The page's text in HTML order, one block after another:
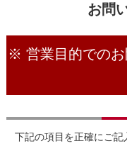
お問
※ 営業目的でのお
下記の項目を正確にご記